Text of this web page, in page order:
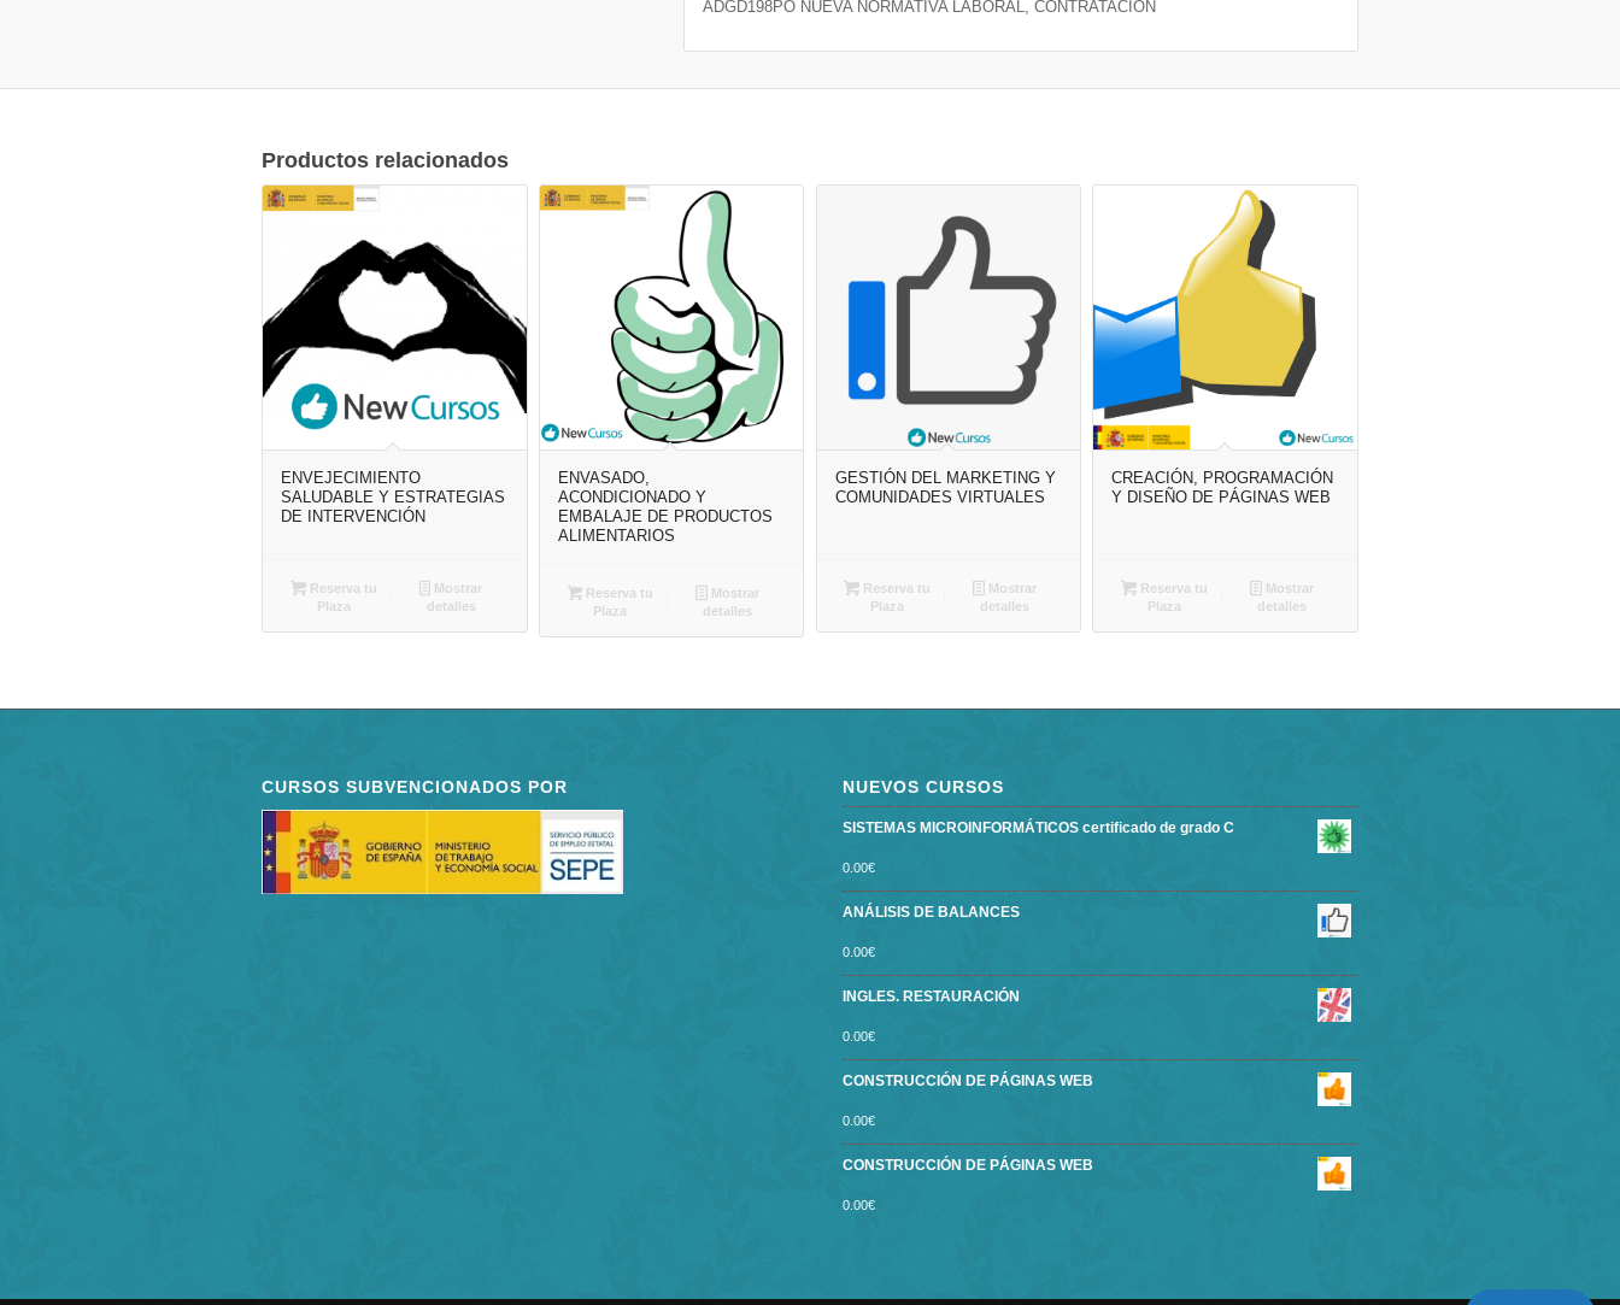
ADGD198PO NUEVA NORMATIVA LABORAL, CONTRATACIÓN
Productos relacionados
ENVEJECIMIENTO
SALUDABLE Y ESTRATEGIAS
DE INTERVENCIÓN
Reserva tu
Plaza
Mostrar
detalles
ENVASADO,
ACONDICIONADO Y
EMBALAJE DE PRODUCTOS
ALIMENTARIOS
Reserva tu
Plaza
Mostrar
detalles
GESTIÓN DEL MARKETING Y
COMUNIDADES VIRTUALES
Reserva tu
Plaza
Mostrar
detalles
CREACIÓN, PROGRAMACIÓN
Y DISEÑO DE PÁGINAS WEB
Reserva tu
Plaza
Mostrar
detalles
CURSOS SUBVENCIONADOS POR NUEVOS CURSOS
SISTEMAS MICROINFORMÁTICOS certificado de grado C
0.00€
ANÁLISIS DE BALANCES
0.00€
INGLES. RESTAURACIÓN
0.00€
CONSTRUCCIÓN DE PÁGINAS WEB
0.00€
CONSTRUCCIÓN DE PÁGINAS WEB
0.00€